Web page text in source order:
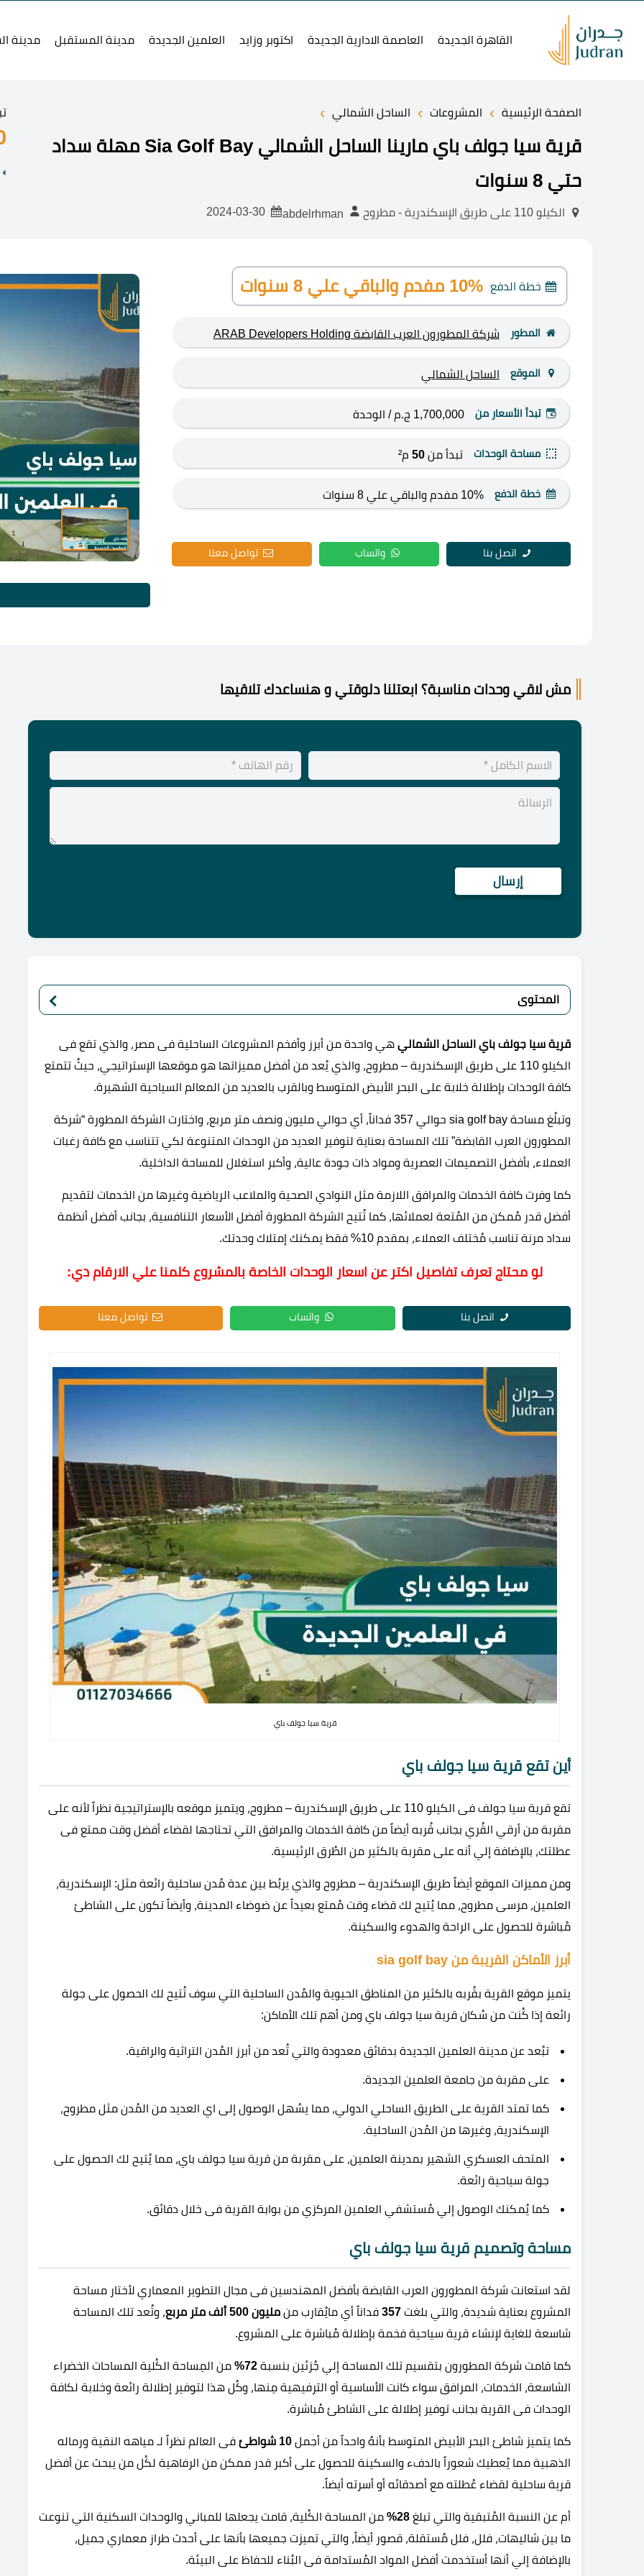
القاهرة الجديدة العاصمة الادارية الجديدة اكتوبر وزايد العلمين الجديدة مدينة المستقبل مدينة
الصفحة الرئيسية › المشروعات › الساحل الشمالي ›
قرية سيا جولف باي مارينا الساحل الشمالي Sia Golf Bay مهلة سداد
حتي 8 سنوات
الكيلو 110 على طريق الإسكندرية - مطروح
خطة الدفع 10% مفدم والباقي علي 8 سنوات
المطور شركة المطورون العرب القابضة ARAB Developers Holding
الموقع الساحل الشمالي
تبدأ الأسعار من 1,700,000 ج.م / الوحدة
مساحة الوحدات تبدأ من50 م²
خطة الدفع 10% مفدم والباقي علي 8 سنوات
اتصل بنا واتساب تواصل معنا
مش لاقي وحدات مناسبة؟ ابعتلنا دلوقتي و هنساعدك تلاقيها
المحتوى
قرية سيا جولف باي الساحل الشمالي هي واحدة من أبرز وأفخم المشروعات الساحلية فى مصر، والذي تقع فى
الكيلو 110 على طريق الإسكندرية – مطروح، والذي يُعد من أفضل مميزاتها هو موقعها الإستراتيجي، حيثُ تتمتع
كافة الوحدات بإطلالة خلابة على البحر الأبيض المتوسط وبالقرب بالعديد من المعالم السياحية الشهيرة.
وتبلُغ مساحة sia golf bay حوالي 357 فداناً، أي حوالي مليون ونصف متر مربع، واختارت الشركة المطورة “شركة
المطورون العرب القابضة” تلك المساحة بعناية لتوفير العديد من الوحدات المتنوعة لكي تتناسب مع كافة رغبات
العملاء، بأفضل التصميمات العصرية ومواد ذات جودة عالية، وأكبر استغلال للمساحة الداخلية.
كما وفرت كافة الخدمات والمرافق اللازمة مثل النوادي الصحية والملاعب الرياضية وغيرها من الخدمات لتقديم
أفضل قدر مُمكن من المُتعة لعملائها، كما تُتيح الشركة المطورة أفضل الأسعار التنافسية، بجانب أفضل أنظمة
سداد مرنة تناسب مُختلف العملاء، بمقدم 10% فقط يمكنك إمتلاك وحدتك.
لو محتاج تعرف تفاصيل اكتر عن اسعار الوحدات الخاصة بالمشروع كلمنا علي الارقام دي:
اتصل بنا واتساب تواصل معنا
قرية سيا جولف باي
أين تقع قرية سيا جولف باي
تقع قرية سيا جولف فى الكيلو 110 على طريق الإسكندرية – مطروح، ويتميز موقعه بالإستراتيجية نظراً لأنه على
مقربة من أرقي القُري بجانب قُربه أيضاً من كافة الخدمات والمرافق التي تحتاجها لقضاء أفضل وقت ممتع فى
عطلتك، بالإضافة إلي أنه على مقربة بالكثير من الطُرق الرئيسية.
ومن مميزات الموقع أيضاً طريق الإسكندرية – مطروح والذي يربُط بين عدة مُدن ساحلية رائعة مثل: الإسكندرية،
العلمين، مرسى مطروح، مما يُتيح لك قضاء وقت مُمتع بعيداً عن ضوضاء المدينة، وأيضاً تكون على الشاطئ
مُباشرة للحصول على الراحة والهدوء والسكينة.
أبرز الأماكن القريبة من sia golf bay
يتميز موقع القرية بقُربه بالكثير من المناطق الحيوية والمُدن الساحلية التي سوف تُتيح لك الحصول على جولة
رائعة إذا كُنت من سُكان قرية سيا جولف باي ومن أهم تلك الأماكن:
تبُعد عن مدينة العلمين الجديدة بدقائق معدودة والتي تُعد من أبرز المُدن التراثية والراقية.
على مقربة من جامعة العلمين الجديدة.
كما تمتد القرية على الطريق الساحلي الدولي، مما يسُهل الوصول إلى اي العديد من المُدن مثل مطروح،
الإسكندرية، وغيرها من المُدن الساحلية.
المتحف العسكري الشهير بمدينة العلمين، على مقربة من قرية سيا جولف باي، مما يُتيح لك الحصول على
جولة سياحية رائعة.
كما يُمكنك الوصول إلي مُستشفي العلمين المركزي من بوابة القرية فى خلال دقائق.
مساحة وتصميم قرية سيا جولف باي
لقد استعانت شركة المطورون العرب القابضة بأفضل المهندسين فى مجال التطوير المعماري لأختار مساحة
المشروع بعناية شديدة، والتي بلغت 357 فداناً أي مايُقارب من مليون 500 ألف متر مربع
، وتُعد تلك المساحة
شاسعة للغاية لإنشاء قرية سياحية فخمة بإطلالة مُباشرة على المشروع.
كما قامت شركة المطورون بتقسيم تلك المساحة إلي جُزئين بنسبة 72%
من المِساحة الكُلية المساحات الخضراء
الشاسعة، الخدمات، المرافق سواء كانت الأساسية أو الترفيهية مِنها، وكُل هذا لتوفير إطلالة رائعة وخلابة لكافة
الوحدات فى القرية بجانب توفير إطلالة على الشاطئ مُباشرة.
كما يتميز شاطئ البحر الأبيض المتوسط بأنهُ واحداً من أجمل 10 شواطئ
فى العالم نظراً لـ مياهه النقية ورماله
الذهبية مما يُعطيك شعوراً بالدفء والسكينة للحصول على أكبر قدر ممكن من الرفاهية لكُل من يبحث عن أفضل
قرية ساحلية لقضاء عُطلته مع أصدقائه أو أسرته أيضاً.
أم عن النسبة المُتبقية والتي تبلغ 28%
من المساحة الكُلية، قامت يجعلها للمباني والوحدات السكنية التي تنوعت
ما بين شاليهات، فلل، فلل مُستقلة، قصور أيضاً، والتي تميزت جميعها بأنها على أحدث طراز معماري جميل،
بالإضافة إلي أنها أستخدمت أفضل المواد المُستدامة فى البُناء للحفاظ على البيئة.